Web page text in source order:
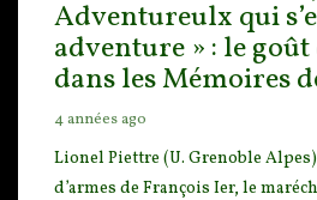
Adventureulx qui
adventure » : le
dans les Mémoires
4 années ago
Lionel Piettre (U. Grenoble
d’armes de François Ier, le